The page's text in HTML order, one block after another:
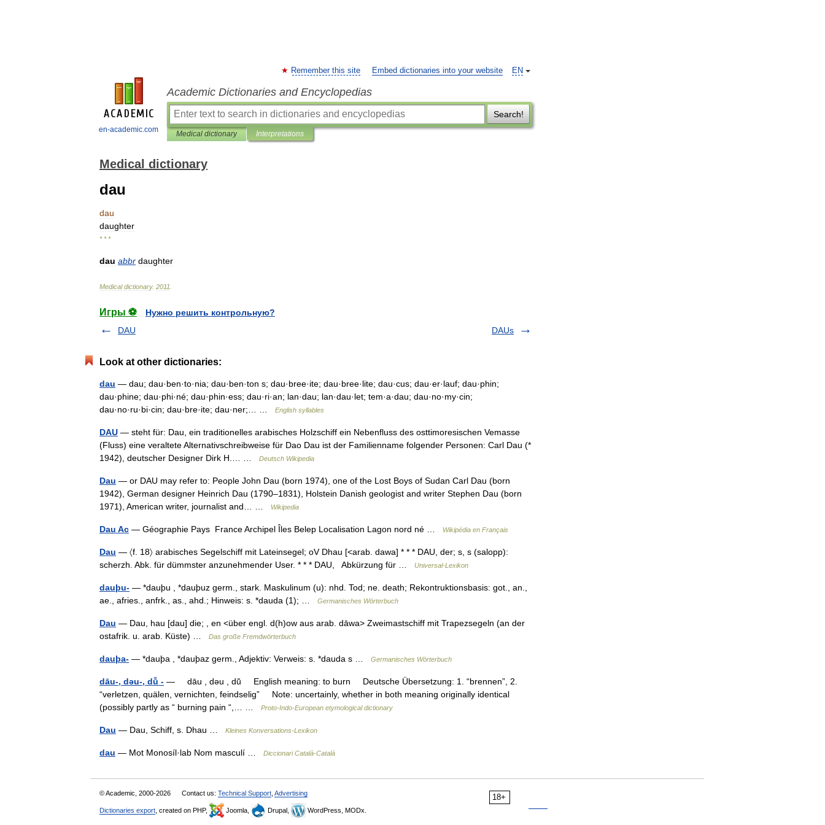
en-academic.com
EN
Remember this site Embed dictionaries into your website
Academic Dictionaries and Encyclopedias
Search!
Medical dictionary Interpretations
Medical dictionary
dau
dau
daughter
* * *
dau abbr daughter
Medical dictionary. 2011
Игры ⚽
Нужно решить контрольную?
DAU
DAUs
Look at other dictionaries:
dau — dau; dau·ben·to·nia; dau·ben·ton s; dau·bree·ite; dau·bree·lite; dau·cus; dau·er·lauf; dau·phin;
dau·phine; dau·phi·né; dau·phin·ess; dau·ri·an; lan·dau; lan·dau·let; tem·a·dau; dau·no·my·cin;
dau·no·ru·bi·cin; dau·bre·ite; dau·ner;… …
English syllables
DAU — steht für: Dau, ein traditionelles arabisches Holzschiff ein Nebenfluss des osttimoresischen Vemasse
(Fluss) eine veraltete Alternativschreibweise für Dao Dau ist der Familienname folgender Personen: Carl Dau (*
1942), deutscher Designer Dirk H.… …
Deutsch Wikipedia
Dau — or DAU may refer to: People John Dau (born 1974), one of the Lost Boys of Sudan Carl Dau (born
1942), German designer Heinrich Dau (1790–1831), Holstein Danish geologist and writer Stephen Dau (born
1971), American writer, journalist and… …
Wikipedia
Dau Ac — Géographie Pays France Archipel Îles Belep Localisation Lagon nord né … Wikipédia en Français
Dau — 〈f. 18〉 arabisches Segelschiff mit Lateinsegel; oV Dhau [<arab. dawa] * * * DAU, der; s, s (salopp):
scherzh. Abk. für dümmster anzunehmender User. * * * DAU, Abkürzung für …
Universal-Lexikon
dauþu- — *dauþu , *dauþuz germ., stark. Maskulinum (u): nhd. Tod; ne. death; Rekontruktionsbasis: got., an.,
ae., afries., anfrk., as., ahd.; Hinweis: s. *dauda (1); …
Germanisches Wörterbuch
Dau — Dau, hau [dau] die; , en <über engl. d(h)ow aus arab. dāwa> Zweimastschiff mit Trapezsegeln (an der
ostafrik. u. arab. Küste) …
Das große Fremdwörterbuch
dauþa- — *dauþa , *dauþaz germ., Adjektiv: Verweis: s. *dauda s … Germanisches Wörterbuch
dāu-, dǝu-, dū̆ - — dāu , dǝu , dū̆ English meaning: to burn Deutsche Übersetzung: 1. “brennen”, 2.
“verletzen, quälen, vernichten, feindselig” Note: uncertainly, whether in both meaning originally identical
(possibly partly as “ burning pain “,… …
Proto-Indo-European etymological dictionary
Dau — Dau, Schiff, s. Dhau … Kleines Konversations-Lexikon
dau — Mot Monosíl·lab Nom masculí … Diccionari Català-Català
18+
© Academic, 2000-2026 Contact us: Technical Support Advertising
Dictionaries export , created on PHP, Joomla, Drupal, WordPress, MODx.